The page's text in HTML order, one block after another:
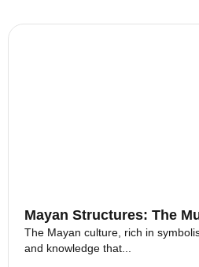
Mayan Structures: The
The Mayan culture, rich in
and knowledge that...